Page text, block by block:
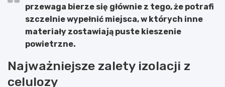
przewaga bierze się głównie z tego, że potrafi
szczelnie wypełnić miejsca, w których inne
materiały zostawiają puste kieszenie
powietrzne.
Najważniejsze zalety izolacji z
celulozy